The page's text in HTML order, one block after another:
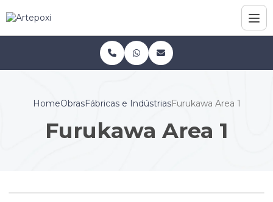
HomeObrasFábricas e IndústriasFurukawa Area 1
Furukawa Area 1